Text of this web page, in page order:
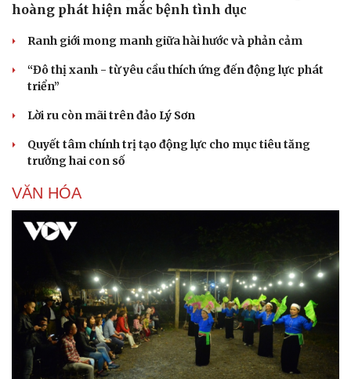
hoàng phát hiện mắc bệnh tình dục
Ranh giới mong manh giữa hài hước và phản cảm
“Đô thị xanh - từ yêu cầu thích ứng đến động lực phát
triển”
Lời ru còn mãi trên đảo Lý Sơn
Quyết tâm chính trị tạo động lực cho mục tiêu tăng
trưởng hai con số
VĂN HÓA